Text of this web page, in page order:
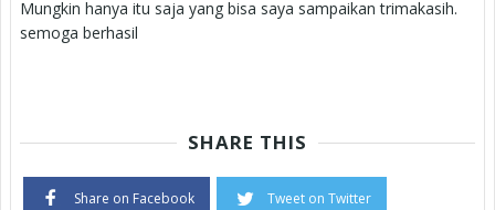
Mungkin hanya itu saja yang bisa saya sampaikan trimakasih.
semoga berhasil
SHARE THIS
Share on Facebook Tweet on Twitter